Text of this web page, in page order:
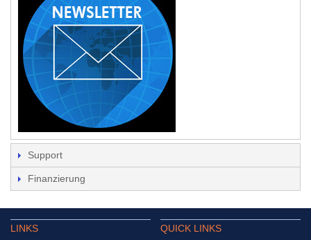
Support
Finanzierung
LINKS QUICK LINKS